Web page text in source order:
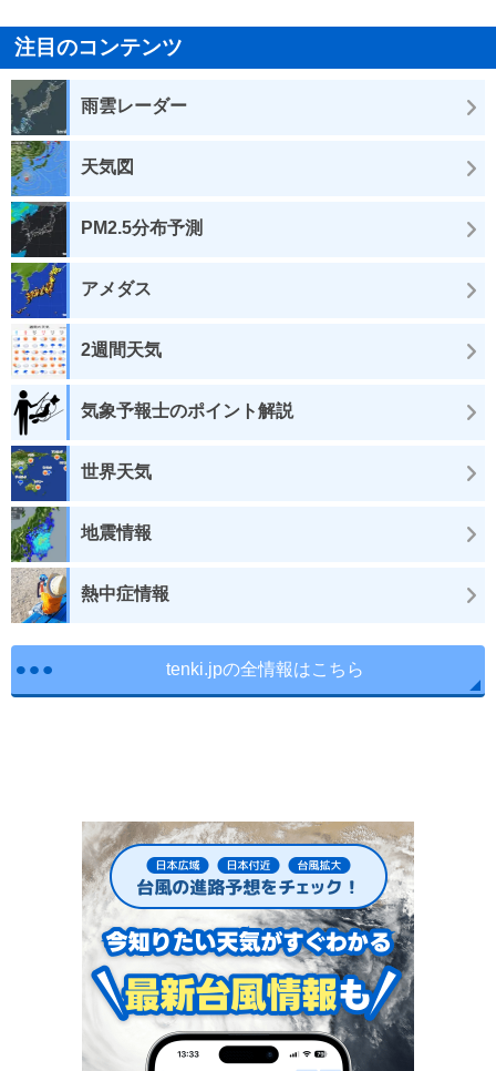
注目のコンテンツ
雨雲レーダー
天気図
PM2.5分布予測
アメダス
2週間天気
気象予報士のポイント解説
世界天気
地震情報
熱中症情報
tenki.jpの全情報はこちら